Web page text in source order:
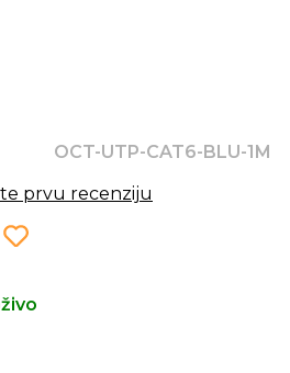
OCT-UTP-CAT6-BLU-1M
prvu recenziju